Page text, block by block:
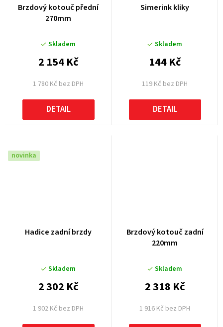
Brzdový kotouč přední
270mm
Skladem
1 780 Kč bez DPH
2 154 Kč
DETAIL
Simerink kliky
Skladem
119 Kč bez DPH
144 Kč
DETAIL
novinka
Hadice zadní brzdy
Skladem
1 902 Kč bez DPH
2 302 Kč
Brzdový kotouč zadní
220mm
Skladem
1 916 Kč bez DPH
2 318 Kč